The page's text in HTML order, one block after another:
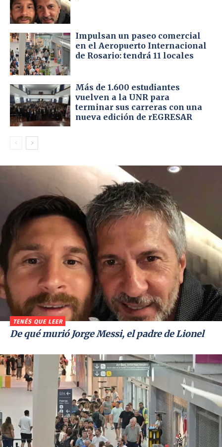
Impulsan un paseo comercial
en el Aeropuerto Internacional
de Rosario: tendrá 11 locales
Más de 1.600 estudiantes
vuelven a la UNR para
terminar sus carreras con una
nueva edición de rEGRESAR
TENÉS QUE LEER
De qué murió Jorge Messi, el padre de Lionel